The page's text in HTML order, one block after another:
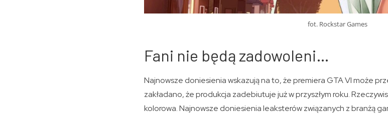
fot. Rockstar Games
Fani nie będą zadowoleni…
Najnowsze doniesienia wskazują na to, że premiera GTA VI może
zakładano, że produkcja zadebiutuje już w przyszłym roku.
kolorowa. Najnowsze doniesienia leaksterów związanych z branżą